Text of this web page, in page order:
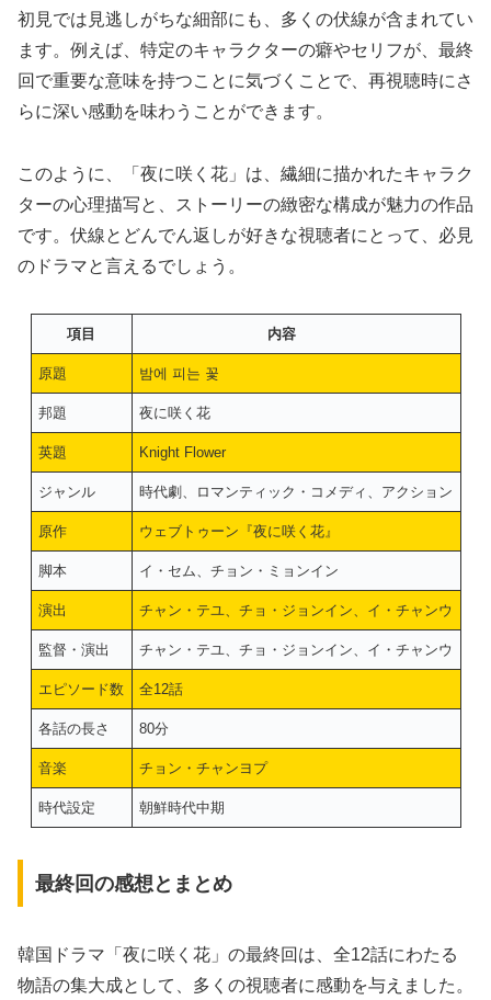
初見では見逃しがちな細部にも、多くの伏線が含まれてい
ます。例えば、特定のキャラクターの癖やセリフが、最終
回で重要な意味を持つことに気づくことで、再視聴時にさ
らに深い感動を味わうことができます。
このように、「夜に咲く花」は、繊細に描かれたキャラク
ターの心理描写と、ストーリーの緻密な構成が魅力の作品
です。伏線とどんでん返しが好きな視聴者にとって、必見
のドラマと言えるでしょう。
項目 内容
原題 밤에 피는 꽃
邦題 夜に咲く花
英題 Knight Flower
ジャンル 時代劇、ロマンティック・コメディ、アクション
原作 ウェブトゥーン『夜に咲く花』
脚本 イ・セム、チョン・ミョンイン
演出 チャン・テユ、チョ・ジョンイン、イ・チャンウ
監督・演出 チャン・テユ、チョ・ジョンイン、イ・チャンウ
エピソード数 全12話
各話の長さ 80分
音楽 チョン・チャンヨプ
時代設定 朝鮮時代中期
最終回の感想とまとめ
韓国ドラマ「夜に咲く花」の最終回は、全12話にわたる
物語の集大成として、多くの視聴者に感動を与えました。